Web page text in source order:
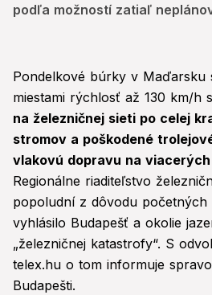
podľa možností zatiaľ
Pondelkové búrky v Maďarsku
miestami rýchlosť až 130 km/h
na železničnej sieti po celej
stromov a poškodené
vlakovú dopravu na
Regionálne riaditeľstvo
popoludní z dôvodu početných
vyhlásilo Budapešť a okolie
„železničnej katastrofy“. S
telex.hu o tom informuje
Budapešti.